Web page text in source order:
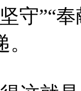
守”“